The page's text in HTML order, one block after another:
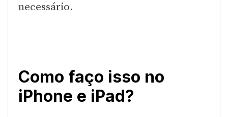
necessário.
Como faço isso no
iPhone e iPad?